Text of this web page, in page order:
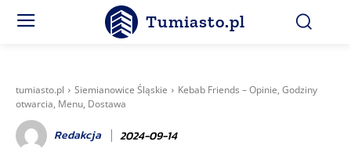
Tumiasto.pl
tumiasto.pl Siemianowice Śląskie
Kebab Friends – Opinie, Godziny
otwarcia, Menu, Dostawa
Redakcja 2024-09-14